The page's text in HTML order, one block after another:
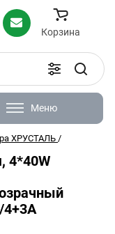
Корзина
Меню
ХРУСТАЛЬ/
4*40W
4+3A